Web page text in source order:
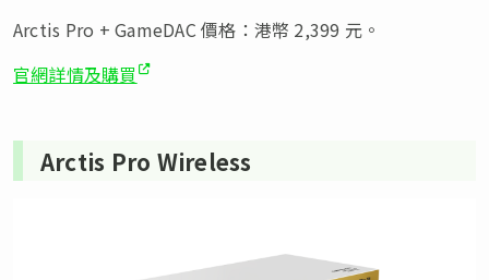
Arctis Pro + GameDAC 價格：港幣 2,399 元。
官網詳情及購買
Arctis Pro Wireless